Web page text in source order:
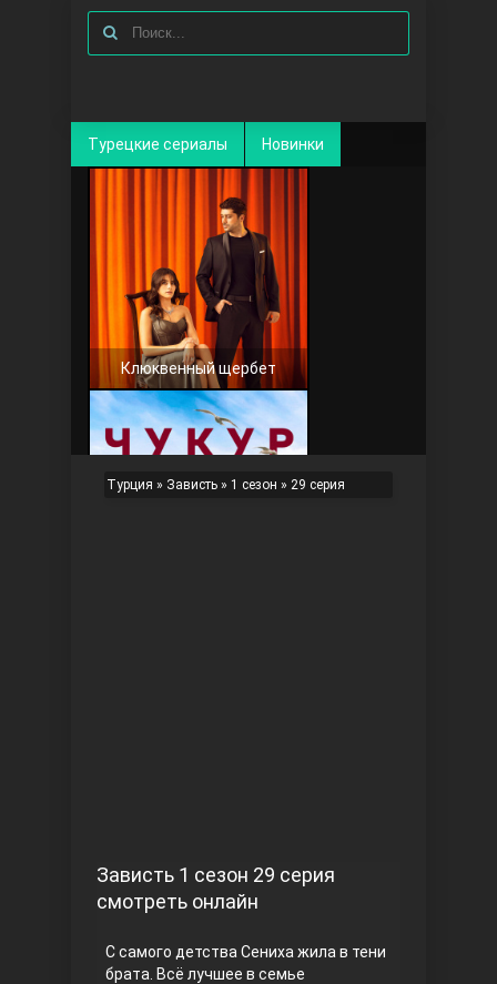
Турецкие сериалы Новинки
Клюквенный щербет
Турция » Зависть » 1 сезон » 29 серия
Зависть 1 сезон 29 серия
смотреть онлайн
С самого детства Сениха жила в тени
брата. Всё лучшее в семье